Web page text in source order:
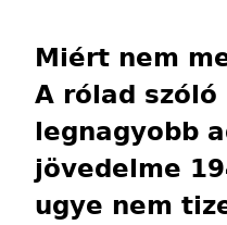
Miért nem
A rólad
legnagyobb
jövedelme
ugye nem